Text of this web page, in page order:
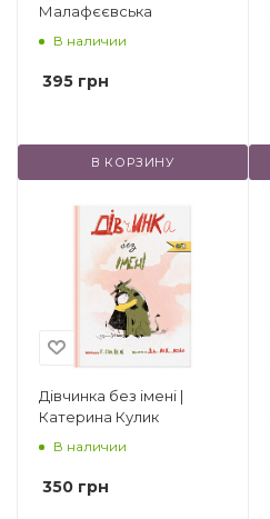
Малафєєвська
В наличии
395 грн
В КОРЗИНУ
Дівчинка без імені |
Катерина Кулик
В наличии
350 грн